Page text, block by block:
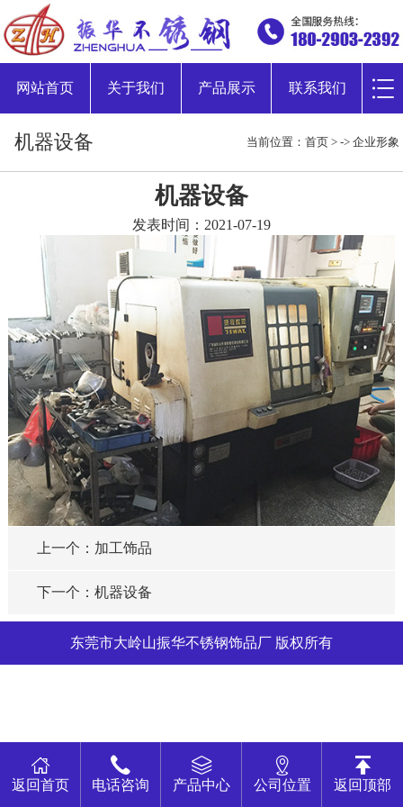
网站首页 关于我们 产品展示 联系我们
机器设备 当前位置： 首页 > -> 企业形象
机器设备
发表时间：2021-07-19
上一个：加工饰品
下一个：机器设备
东莞市大岭山振华不锈钢饰品厂 版权所有
返回首页 电话咨询 产品中心 公司位置 返回顶部